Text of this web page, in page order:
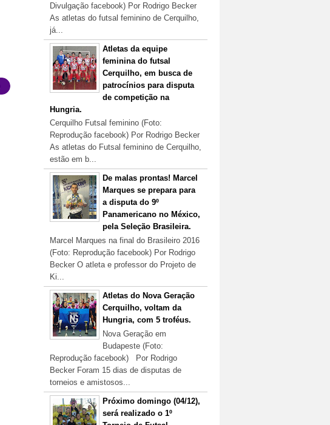
Divulgação facebook) Por Rodrigo Becker
As atletas do futsal feminino de Cerquilho,
já...
Atletas da equipe
feminina do futsal
Cerquilho, em busca de
patrocínios para disputa
de competição na
Hungria.
Cerquilho Futsal feminino (Foto:
Reprodução facebook) Por Rodrigo Becker
As atletas do Futsal feminino de Cerquilho,
estão em b...
De malas prontas! Marcel
Marques se prepara para
a disputa do 9º
Panamericano no México,
pela Seleção Brasileira.
Marcel Marques na final do Brasileiro 2016
(Foto: Reprodução facebook) Por Rodrigo
Becker O atleta e professor do Projeto de
Ki...
Atletas do Nova Geração
Cerquilho, voltam da
Hungria, com 5 troféus.
Nova Geração em
Budapeste (Foto:
Reprodução facebook) Por Rodrigo
Becker Foram 15 dias de disputas de
torneios e amistosos...
Próximo domingo (04/12),
será realizado o 1º